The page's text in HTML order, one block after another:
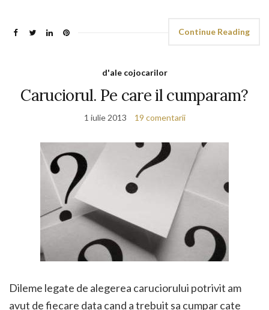
Continue Reading
d'ale cojocarilor
Caruciorul. Pe care il cumparam?
1 iulie 2013 19 comentarii
Dileme legate de alegerea caruciorului potrivit am
avut de fiecare data cand a trebuit sa cumpar cate